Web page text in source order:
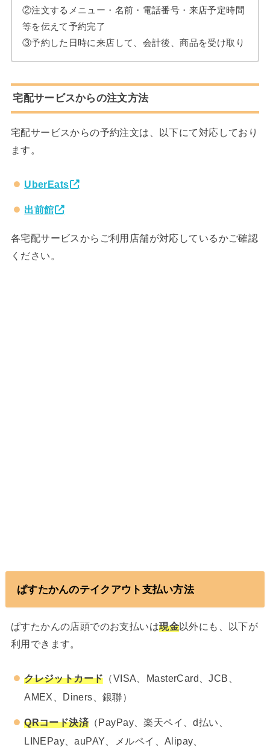
②注文するメニュー・名前・電話番号・来店予定時間
等を伝えて予約完了
③予約した日時に来店して、会計後、商品を受け取り
宅配サービスからの注文方法
宅配サービスからの予約注文は、以下にて対応しており
ます。
UberEats
出前館
各宅配サービスからご利用店舗が対応しているかご確認
ください。
ぱすたかんのテイクアウト支払い方法
ぱすたかんの店頭でのお支払いは現金以外にも、以下が
利用できます。
クレジットカード （VISA、MasterCard、JCB、
AMEX、Diners、銀聯）
QRコード決済 （PayPay、楽天ペイ、d払い、
LINEPay、auPAY、メルペイ、Alipay、